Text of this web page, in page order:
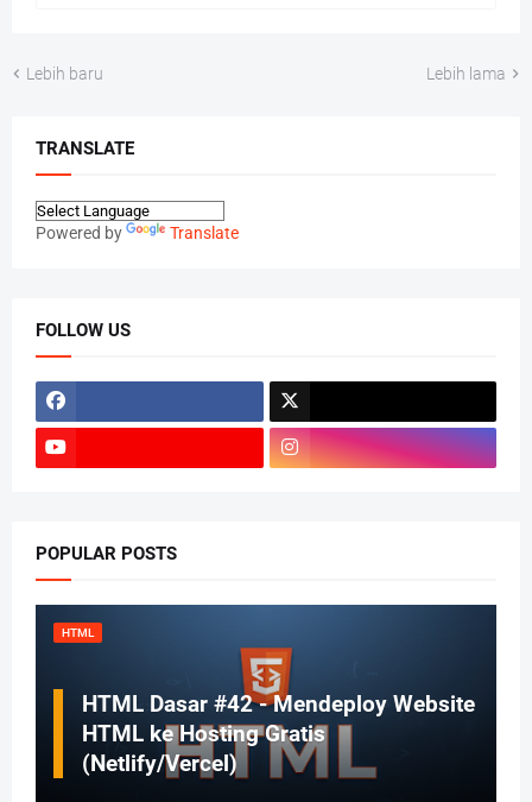
Lebih baru Lebih lama
TRANSLATE
Powered by Translate
FOLLOW US
POPULAR POSTS
HTML
HTML Dasar #42 - Mendeploy Website
HTML ke Hosting Gratis
(Netlify/Vercel)